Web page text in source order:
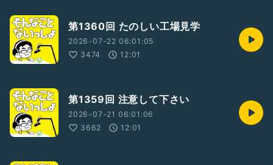
第1360回 たのしい工場見学
2026-07-22 06:01:05
3474
12:01
第1359回 注意して下さい
2026-07-21 06:01:06
3662
12:01